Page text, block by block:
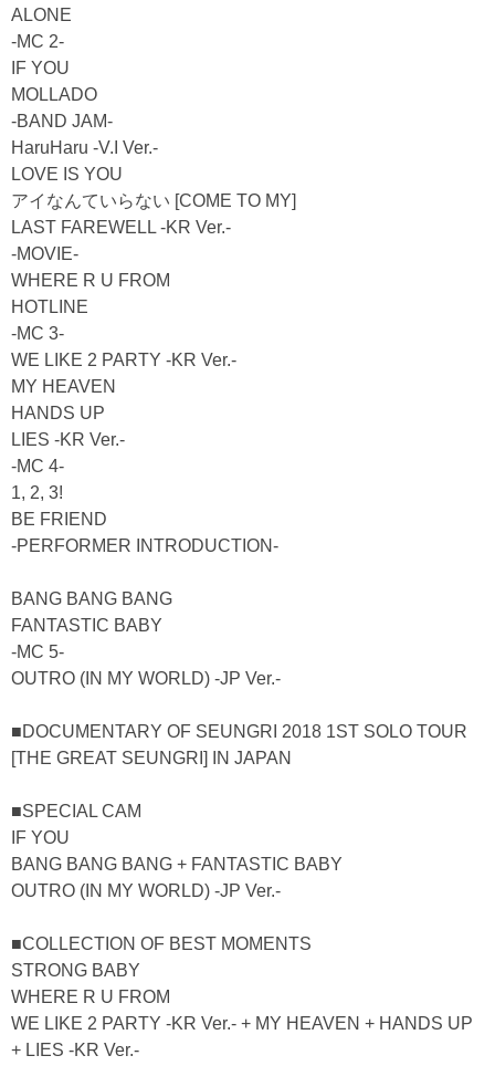
ALONE
-MC 2-
IF YOU
MOLLADO
-BAND JAM-
HaruHaru -V.I Ver.-
LOVE IS YOU
アイなんていらない [COME TO MY]
LAST FAREWELL -KR Ver.-
-MOVIE-
WHERE R U FROM
HOTLINE
-MC 3-
WE LIKE 2 PARTY -KR Ver.-
MY HEAVEN
HANDS UP
LIES -KR Ver.-
-MC 4-
1, 2, 3!
BE FRIEND
-PERFORMER INTRODUCTION-
BANG BANG BANG
FANTASTIC BABY
-MC 5-
OUTRO (IN MY WORLD) -JP Ver.-
■DOCUMENTARY OF SEUNGRI 2018 1ST SOLO TOUR
[THE GREAT SEUNGRI] IN JAPAN
■SPECIAL CAM
IF YOU
BANG BANG BANG + FANTASTIC BABY
OUTRO (IN MY WORLD) -JP Ver.-
■COLLECTION OF BEST MOMENTS
STRONG BABY
WHERE R U FROM
WE LIKE 2 PARTY -KR Ver.- + MY HEAVEN + HANDS UP
+ LIES -KR Ver.-